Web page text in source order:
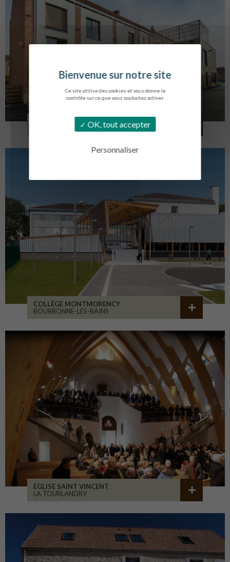
Ce site utilise des cookies et vous donne le
contrôle sur ce que vous souhaitez activer.
OK, tout accepter
Personnaliser
LOG. JEUNES TRAVAILLEURS
COLLÈGE MONTMORENCY
BOURBONNE-LES-BAINS
EGLISE SAINT VINCENT
LA TOURLANDRY